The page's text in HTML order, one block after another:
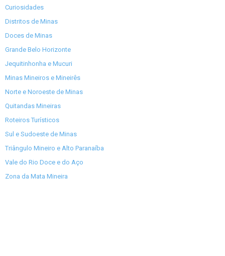
Curiosidades
Distritos de Minas
Doces de Minas
Grande Belo Horizonte
Jequitinhonha e Mucuri
Minas Mineiros e Mineirês
Norte e Noroeste de Minas
Quitandas Mineiras
Roteiros Turísticos
Sul e Sudoeste de Minas
Triângulo Mineiro e Alto Paranaíba
Vale do Rio Doce e do Aço
Zona da Mata Mineira